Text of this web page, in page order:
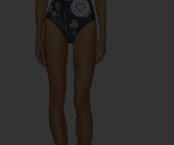
Favorite MAGENTA